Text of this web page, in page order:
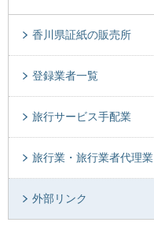
香川県証紙の販売所
登録業者一覧
旅行サービス手配業
旅行業・旅行業者代理業
外部リンク